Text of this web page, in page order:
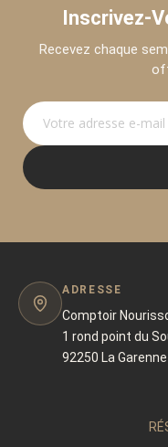
Inscrivez-
Recevez chaque
ADRESSE
Comptoir
1 rond point du
92250 La